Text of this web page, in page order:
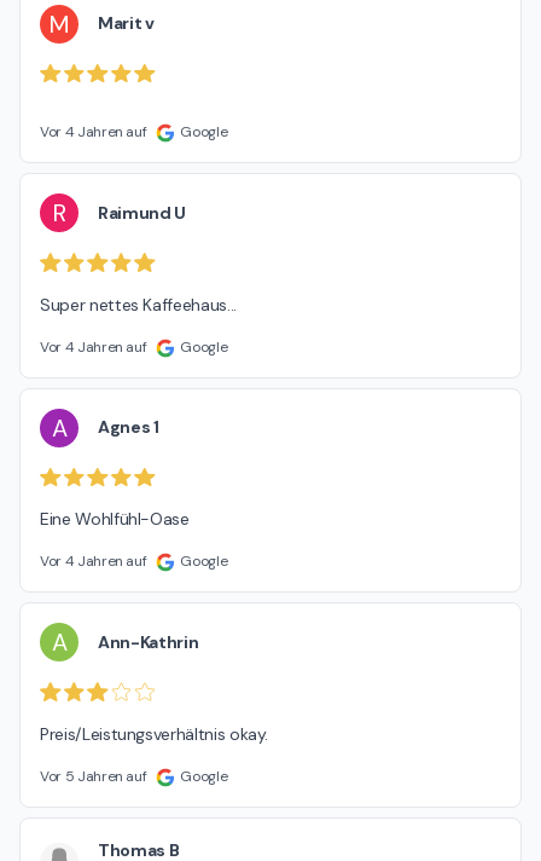
M Marit v
Vor 4 Jahren auf Google
R Raimund U
Super nettes Kaffeehaus...
Vor 4 Jahren auf Google
A Agnes 1
Eine Wohlfühl-Oase
Vor 4 Jahren auf Google
A Ann-Kathrin
Preis/Leistungsverhältnis okay.
Vor 5 Jahren auf Google
Thomas B